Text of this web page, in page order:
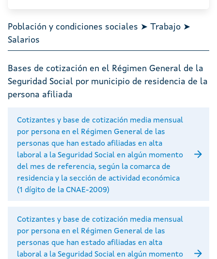
Población y condiciones sociales ➤ Trabajo ➤
Salarios
Bases de cotización en el Régimen General de la
Seguridad Social por municipio de residencia de la
persona afiliada
Cotizantes y base de cotización media mensual
por persona en el Régimen General de las
personas que han estado afiliadas en alta
laboral a la Seguridad Social en algún momento
del mes de referencia, según la comarca de
residencia y la sección de actividad económica
(1 dígito de la CNAE-2009)
Cotizantes y base de cotización media mensual
por persona en el Régimen General de las
personas que han estado afiliadas en alta
laboral a la Seguridad Social en algún momento